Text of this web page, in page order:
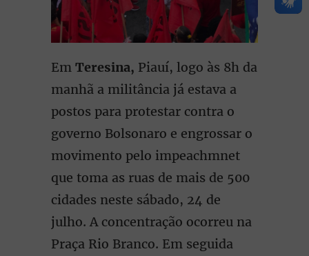
Em Teresina, Piauí, logo às 8h da
manhã a militância já estava a
postos para protestar contra o
governo Bolsonaro e engrossar o
movimento pelo impeachmnet
que toma as ruas de mais de 500
cidades neste sábado, 24 de
julho. A concentração ocorreu na
Praça Rio Branco. Em seguida